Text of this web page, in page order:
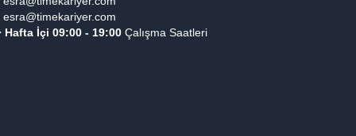
esra@timekariyer.com
Hafta İçi 09:00 - 19:00 Çalışma Saatleri